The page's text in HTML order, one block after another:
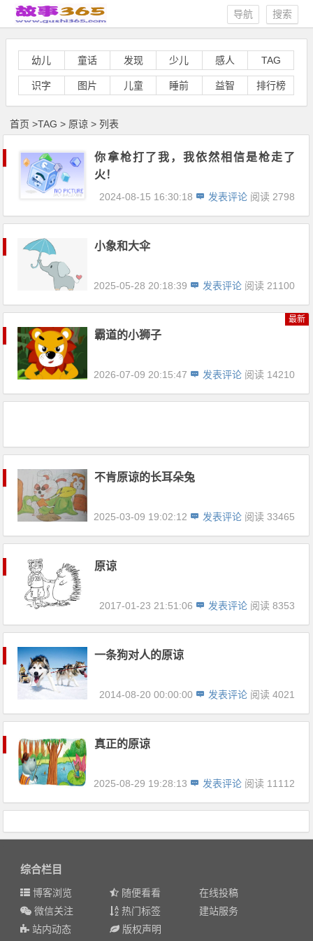
搜索
导航
幼儿 童话 发现 少儿 感人 TAG
识字 图片 儿童 睡前 益智 排行榜
首页 >TAG > 原谅 > 列表
你拿枪打了我，我依然相信是枪走了
火！
2024-08-15 16:30:18 发表评论 阅读 2798
小象和大伞
2025-05-28 20:18:39 发表评论 阅读 21100
霸道的小狮子
最新
2026-07-09 20:15:47 发表评论 阅读 14210
不肯原谅的长耳朵兔
2025-03-09 19:02:12 发表评论 阅读 33465
原谅
2017-01-23 21:51:06 发表评论 阅读 8353
一条狗对人的原谅
2014-08-20 00:00:00 发表评论 阅读 4021
真正的原谅
2025-08-29 19:28:13 发表评论 阅读 11112
综合栏目
博客浏览 随便看看
在线投稿
微信关注
热门标签
建站服务
站内动态
版权声明